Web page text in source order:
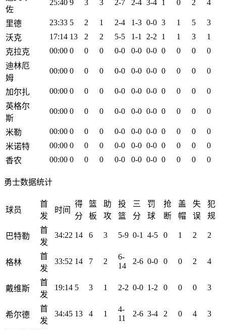
佐
25:40 9 3 3 2-7 2-4 3-4 1 0 2 4
里德 23:33 5 2 1 2-4 1-3 0-0 3 1 5
3
沃克
17:14 13 2 2 5-5 1-1 2-2 1 1 3
1
克拉克
00:00 0 0 0 0-0 0-0 0-0 0 0 0
0
迪林厄
姆
00:00 0 0 0 0-0 0-0 0-0 0 0 0 0
加尔扎 00:00 0 0 0 0-0 0-0 0-0 0 0 0
0
英格尔
斯
00:00 0 0 0 0-0 0-0 0-0 0 0 0 0
米勒 00:00 0 0 0 0-0 0-0 0-0 0 0 0
0
米诺特
00:00 0 0 0 0-0 0-0 0-0 0 0 0
0
香农
00:00 0 0 0 0-0 0-0 0-0 0 0 0 0
勇士数据统计
球员
首
发
时间
得
分
篮
板
助
攻
投
篮
三
分
罚
球
抢
断
盖
帽
失
误
犯
规
巴特勒
首
发
34:22 14 6 3 5-9 0-1 4-5 0 1 2 2
格林
首
发
33:52 14 7 2
6-
14
2-6 0-0 0 0 2 4
戴维斯
首
发
19:14 5 3 1 2-2 0-0 1-2 0 0 0 3
希尔德
首
发
34:45 13 4 1
4-
11
2-6 3-4 2 0 4 3